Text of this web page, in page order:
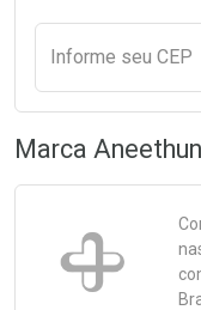
Informe seu CEP
Marca Aneethun